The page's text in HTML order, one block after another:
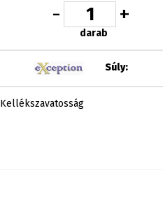
- +
darab
Súly:
Kellékszavatosság